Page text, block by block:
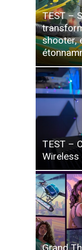
TEST –
shooter,
TEST –
Wireless